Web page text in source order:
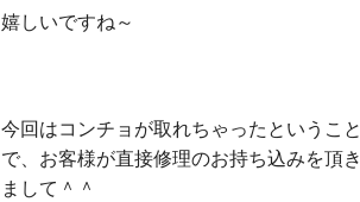
嬉しいですね～
今回はコンチョが取れちゃったということ
で、お客様が直接修理のお持ち込みを頂き
まして＾＾